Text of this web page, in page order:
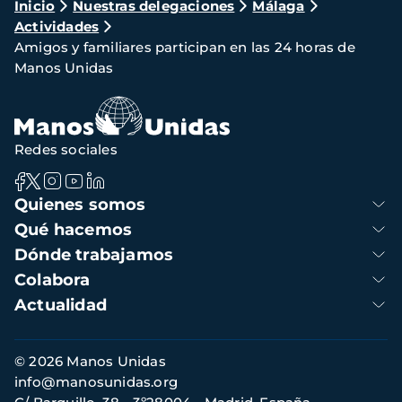
Ruta
de
navegación
Inicio Nuestras delegaciones
Málaga
Actividades
Amigos y familiares participan en las 24 horas de
Manos Unidas
Navegación
principal
Quienes somos
Qué hacemos
Dónde trabajamos
Colabora
Actualidad
Redes sociales
Información
de
contacto
© 2026 Manos Unidas
info@manosunidas.org